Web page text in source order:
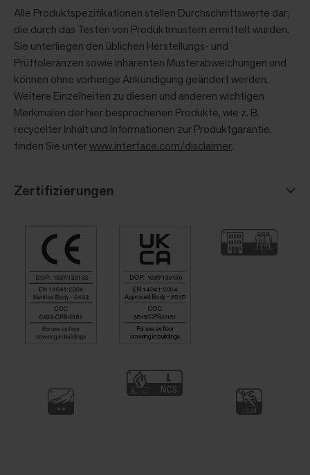
Alle Produktspezifikationen stellen Durchschnittswerte dar,
die durch das Testen von Produktmustern ermittelt wurden.
Sie unterliegen den üblichen Herstellungs- und
Prüftoleranzen sowie inhärenten Musterabweichungen und
können ohne vorherige Ankündigung geändert werden.
Weitere Einzelheiten zu diesen und anderen wichtigen
Merkmalen der hier besprochenen Produkte, wie z. B.
recycelter Inhalt und Informationen zur Produktgarantie,
finden Sie unterwww.interface.com/disclaimer.
Zertifizierungen